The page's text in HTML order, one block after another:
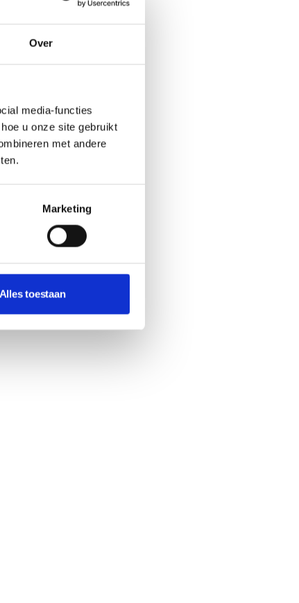
Over
media-functies
u onze site gebruikt
met andere
Marketing
Alles toestaan